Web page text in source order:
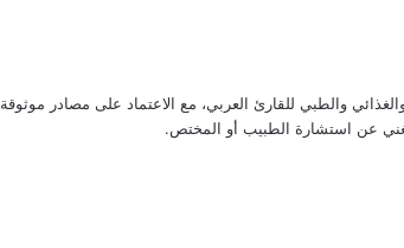
والطبي للقارئ العربي، مع الاعتماد على مصادر موثوقة
عن استشارة الطبيب أو المختص.